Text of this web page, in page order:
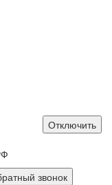
Отключить
звонок